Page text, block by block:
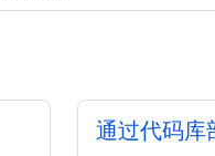
通过代码库